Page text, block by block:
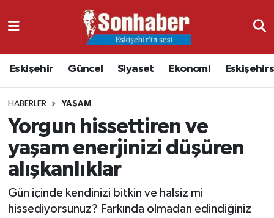
Eskişehir Güncel Siyaset Ekonomi
HABERLER YAŞAM
Yorgun hissettiren ve
yaşam enerjinizi düşüren
alışkanlıklar
Gün içinde kendinizi bitkin ve halsiz mi
hissediyorsunuz? Farkında olmadan edindiğiniz
Ekonomi
Güncel
Kültür & Sanat
Magazin
Nöbetçi Eczaneler
Namaz Vakitleri
Trafik Durumu
Süper Lig Puan Durumu ve Fikstür
Tüm Manşetler